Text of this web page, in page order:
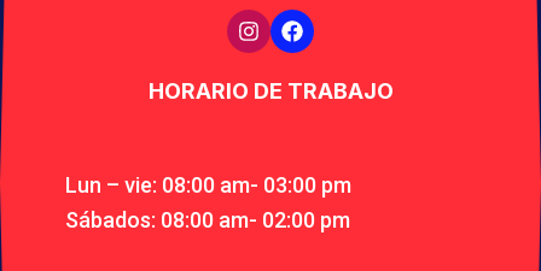
HORARIO DE TRABAJO
Lun – vie: 08:00 am- 03:00 pm
Sábados: 08:00 am- 02:00 pm